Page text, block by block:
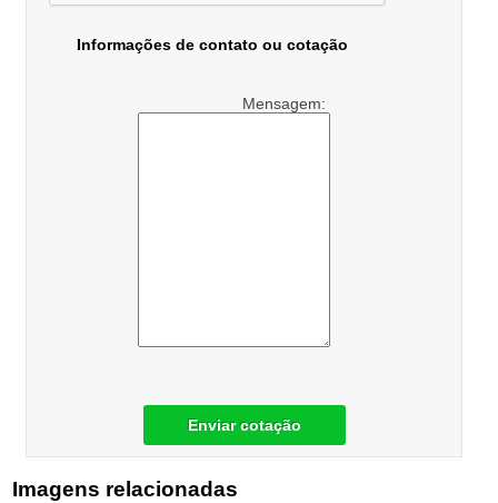
Informações de contato ou cotação
Mensagem:
Enviar cotação
Imagens relacionadas